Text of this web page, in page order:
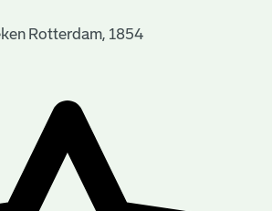
Rotterdam, 1854